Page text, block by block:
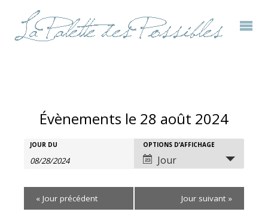
Évènements le 28 août 2024
Recherche
navigation
Rechercher
JOUR DU
Navigation
de
vues
OPTIONS D’AFFICHAGE
Jour
« Jour précédent Jour suivant »